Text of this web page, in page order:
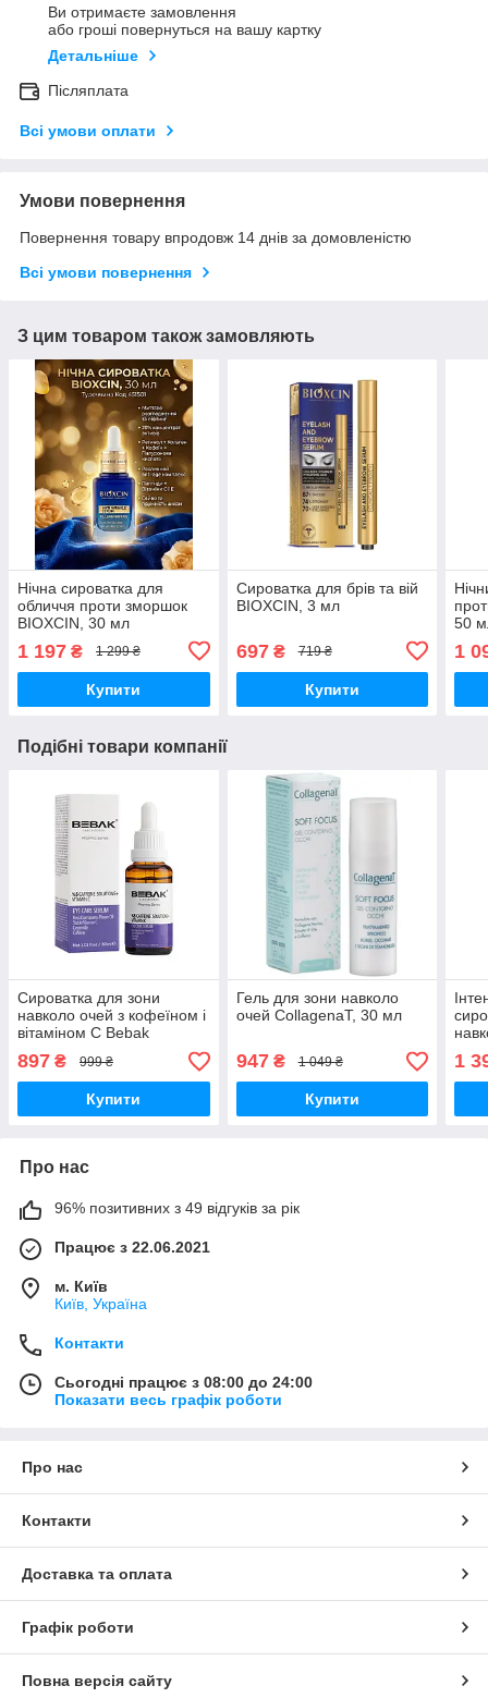
Ви отримаєте замовлення
або гроші повернуться на вашу картку
Детальніше
Післяплата
Всі умови оплати
Умови повернення
Повернення товару впродовж 14 днів за домовленістю
Всі умови повернення
З цим товаром також замовляють
Нічна сироватка для
обличчя проти зморшок
BIOXCIN, 30 мл
1 197 ₴ 1 299 ₴
Купити
Сироватка для брів та вій
BIOXCIN, 3 мл
697₴ 719 ₴
Купити
50
1
Подібні товари компанії
Сироватка для зони
навколо очей з кофеїном і
вітаміном С Bebak
Pharma, 30 мл
897 ₴ 999 ₴
Купити
Гель для зони навколо
очей CollagenaT, 30 мл
947₴ 1 049 ₴
Купити
15
1
Про нас
96% позитивних з 49 відгуків за рік
Працює з 22.06.2021
м. Київ
Київ, Україна
Контакти
Сьогодні працює з 08:00 до 24:00
Показати весь графік роботи
Про нас
Контакти
Доставка та оплата
Графік роботи
Повна версія сайту